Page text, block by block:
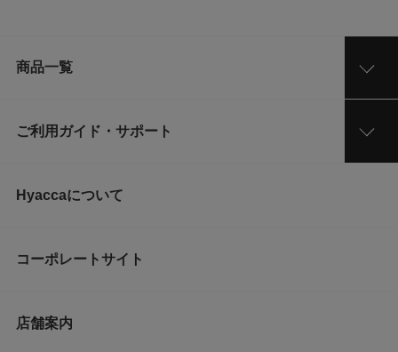
商品一覧
ご利用ガイド・サポート
Hyaccaについて
コーポレートサイト
店舗案内